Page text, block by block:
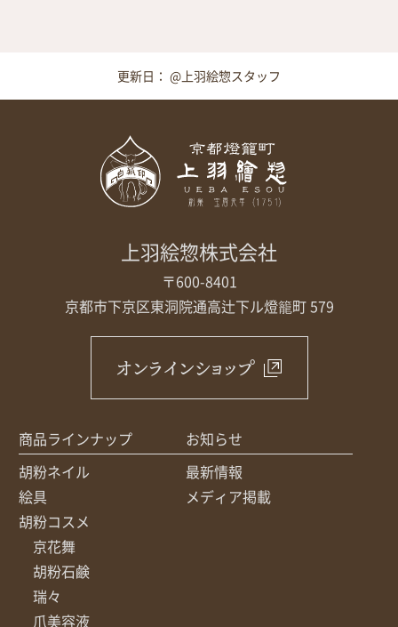
更新日： @上羽絵惣スタッフ
上羽絵惣株式会社
〒600-8401
京都市下京区東洞院通高辻下ル燈籠町 579
オンラインショップ
商品ラインナップ
胡粉ネイル
絵具
胡粉コスメ
京花舞
胡粉石鹸
瑞々
爪美容液
お知らせ
最新情報
メディア掲載